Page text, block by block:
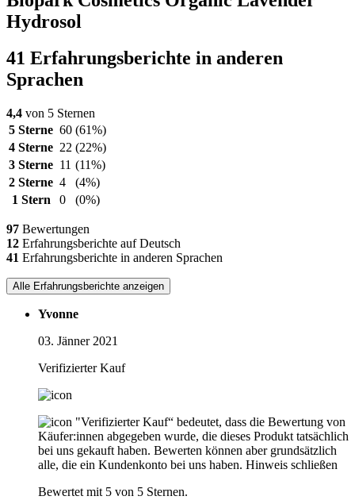
Hydrosol
41 Erfahrungsberichte in anderen
Sprachen
4,4 von 5 Sternen
5 Sterne 60 (61%)
4 Sterne 22 (22%)
3 Sterne 11 (11%)
2 Sterne 4
(4%)
1 Stern
0 (0%)
97 Bewertungen
12 Erfahrungsberichte auf Deutsch
41 Erfahrungsberichte in anderen Sprachen
Alle Erfahrungsberichte anzeigen
Yvonne
03. Jänner 2021
Verifizierter Kauf
"Verifizierter Kauf“ bedeutet, dass die Bewertung von
Käufer:innen abgegeben wurde, die dieses Produkt tatsächlich
bei uns gekauft haben. Bewerten können aber grundsätzlich
alle, die ein Kundenkonto bei uns haben. Hinweis schließen
Bewertet mit 5 von 5 Sternen.